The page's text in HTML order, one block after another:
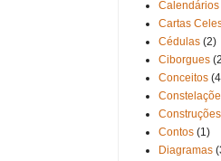
Calendários
Cartas
Cédulas (2)
Ciborgues
Conceitos
Construções
Contos (1)
Diagramas